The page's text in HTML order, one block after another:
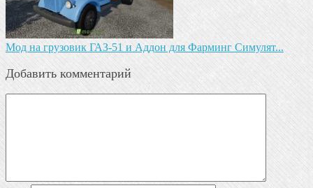
Мод на грузовик ГАЗ-51 и Аддон для Фарминг Симулят...
Добавить комментарий